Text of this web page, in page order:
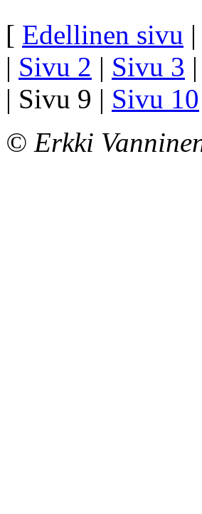
[ Edellinen sivu |
| Sivu 2 | Sivu 3 |
| Sivu 9 | Sivu 10
© Erkki